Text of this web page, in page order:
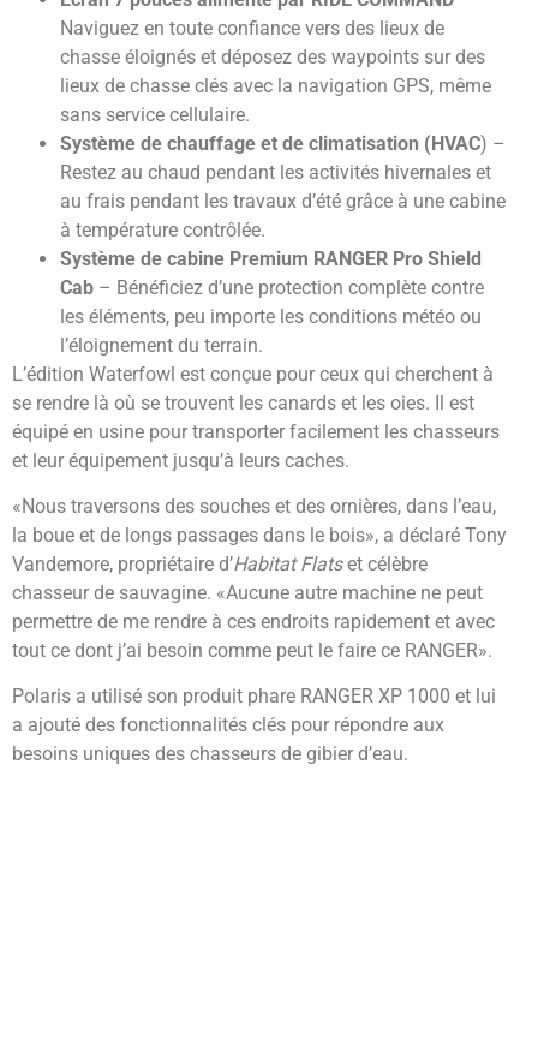
Naviguez en toute confiance vers des lieux de
chasse éloignés et déposez des waypoints sur des
lieux de chasse clés avec la navigation GPS, même
sans service cellulaire.
Système de chauffage et de climatisation (HVAC) –
Restez au chaud pendant les activités hivernales et
au frais pendant les travaux d’été grâce à une cabine
à température contrôlée.
Système de cabine Premium RANGER Pro Shield
Cab – Bénéficiez d’une protection complète contre
les éléments, peu importe les conditions météo ou
l’éloignement du terrain.
L’édition Waterfowl est conçue pour ceux qui cherchent à
se rendre là où se trouvent les canards et les oies. Il est
équipé en usine pour transporter facilement les chasseurs
et leur équipement jusqu’à leurs caches.
«Nous traversons des souches et des ornières, dans l’eau,
la boue et de longs passages dans le bois», a déclaré Tony
Vandemore, propriétaire d’Habitat Flatset célèbre
chasseur de sauvagine. «Aucune autre machine ne peut
permettre de me rendre à ces endroits rapidement et avec
tout ce dont j’ai besoin comme peut le faire ce RANGER».
Polaris a utilisé son produit phare RANGER XP 1000 et lui
a ajouté des fonctionnalités clés pour répondre aux
besoins uniques des chasseurs de gibier d’eau.